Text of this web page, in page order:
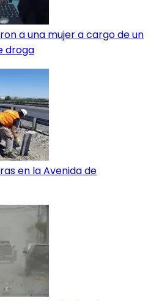
a una mujer a cargo de un
droga
en la Avenida de